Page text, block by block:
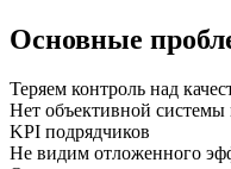
Основные
Теряем контроль над
Нет объективной
KPI подрядчиков
Не видим отложенного